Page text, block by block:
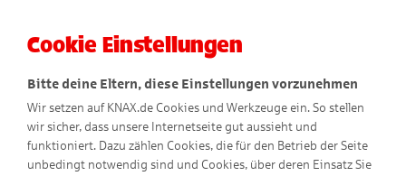
Cookie Einstellungen
Bitte deine Eltern, diese Einstellungen vorzunehmen
Wir setzen auf KNAX.de Cookies und Werkzeuge ein. So stellen
wir sicher, dass unsere Internetseite gut aussieht und
funktioniert. Dazu zählen Cookies, die für den Betrieb der Seite
unbedingt notwendig sind und Cookies, über deren Einsatz Sie